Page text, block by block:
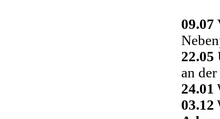
09.07
22.05
an
24.01
03.12